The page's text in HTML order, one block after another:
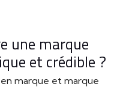
une marque
et crédible ?
en marque et marque